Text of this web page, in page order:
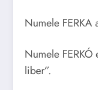
Numele
Numele
liber”.